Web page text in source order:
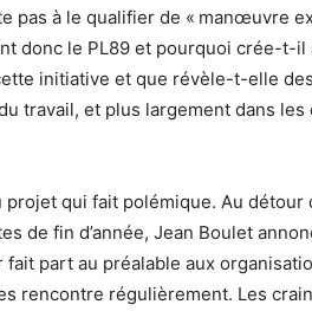
pas à le qualifier de « manœuvre
donc le PL89 et pourquoi crée-t-il
initiative et que révèle-t-elle
travail, et plus largement dans les
projet qui fait polémique. Au détour
de fin d’année, Jean Boulet
part au préalable aux
rencontre régulièrement. Les